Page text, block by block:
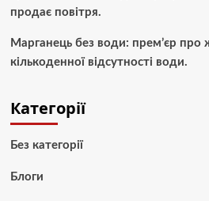
продає повітря.
Марганець без води: прем’єр про
кількоденної відсутності води.
Категорії
Без категорії
Блоги